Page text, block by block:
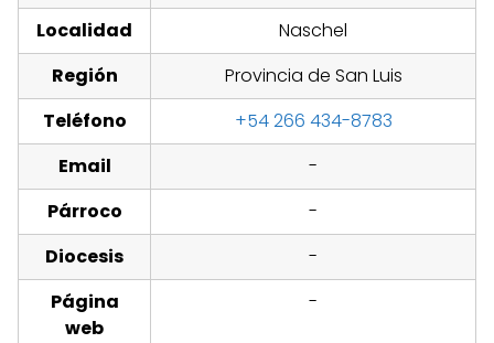
Localidad
Naschel
Región
Provincia de San Luis
Teléfono
+54 266 434-8783
Email
-
Párroco
-
Diocesis
-
Página
web
-